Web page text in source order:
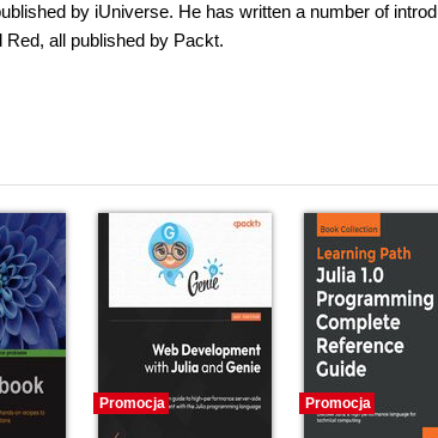
by iUniverse. He has written a number of
all published by Packt.
Promocja Promocja